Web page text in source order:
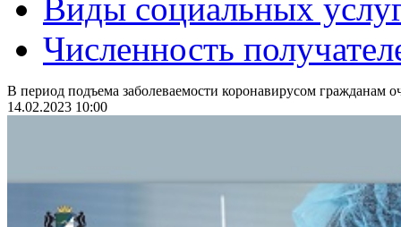
Виды социальных
Численность
В период подъема заболеваемости коронавирусом гражданам
14.02.2023 10:00